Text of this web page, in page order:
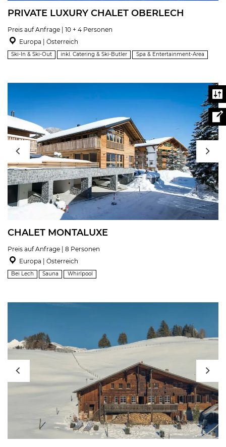
PRIVATE LUXURY CHALET OBERLECH
Preis auf Anfrage | 10 + 4 Personen
Europa | Österreich
Ski-In & Ski-Out inkl. Catering & Ski-Butler Spa & Entertainment-Area
CHALET MONTALUXE
Preis auf Anfrage | 8 Personen
Europa | Österreich
Bei Lech Sauna Whirlpool